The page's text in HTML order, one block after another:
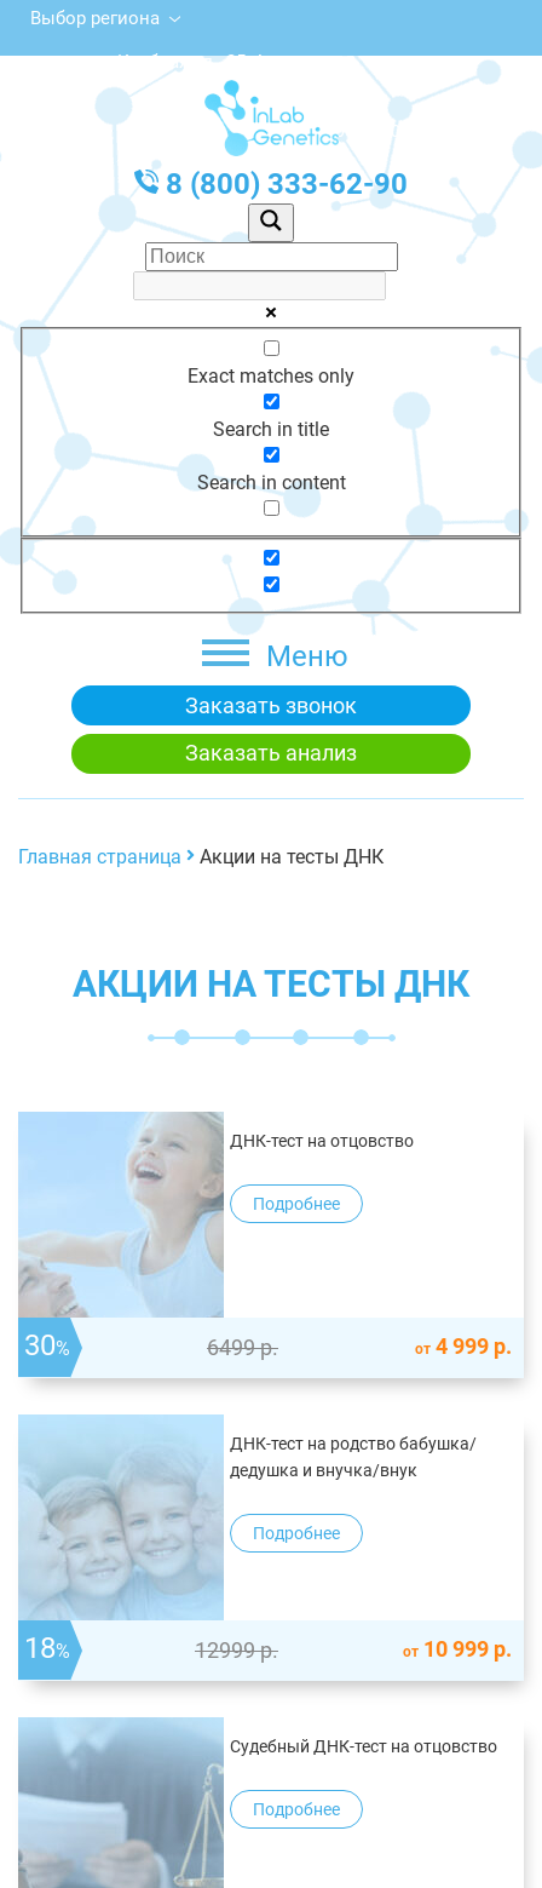
Выбор региона
Клубная ул., 25, Апшеронск
с 10:00 до 20:00
График работы: Пн-Пт с 10:00 до 20:00
8 (800) 333-62-90
Exact matches only
Search in title
Search in content
Меню
Заказать звонок
Заказать анализ
Главная страница Акции на тесты ДНК
АКЦИИ НА ТЕСТЫ ДНК
ДНК-тест на отцовство
Подробнее
30% 6499р. от 4 999 р.
ДНК-тест на родство бабушка/
дедушка и внучка/внук
Подробнее
18% 12999р. от 10 999 р.
Судебный ДНК-тест на отцовство
Подробнее